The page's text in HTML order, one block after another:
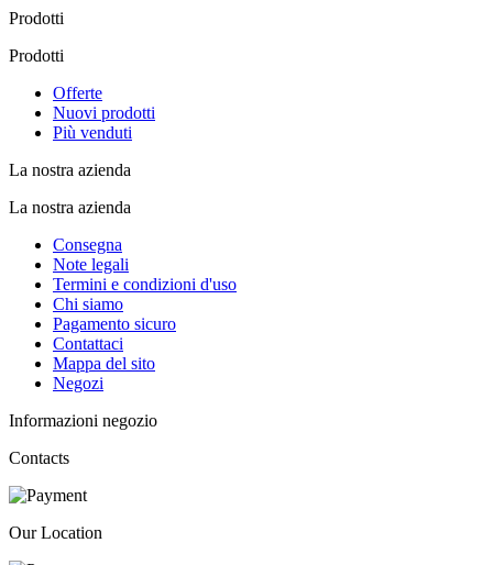
Prodotti
Prodotti
Offerte
Nuovi prodotti
Più venduti
La nostra azienda
La nostra azienda
Consegna
Note legali
Termini e condizioni d'uso
Chi siamo
Pagamento sicuro
Contattaci
Mappa del sito
Negozi
Informazioni negozio
Contacts
Our Location